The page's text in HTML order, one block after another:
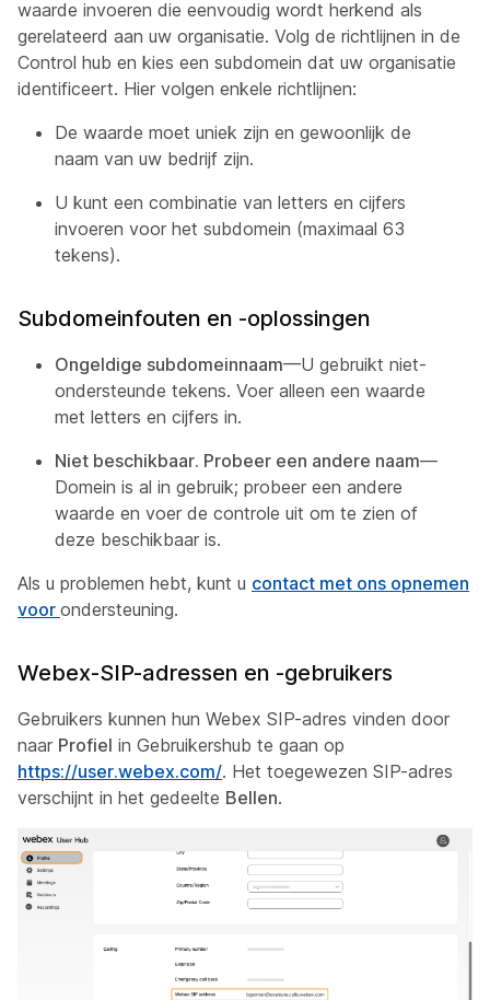
waarde invoeren die eenvoudig wordt herkend als
gerelateerd aan uw organisatie. Volg de richtlijnen in de
Control hub en kies een subdomein dat uw organisatie
identificeert. Hier volgen enkele richtlijnen:
De waarde moet uniek zijn en gewoonlijk de
naam van uw bedrijf zijn.
U kunt een combinatie van letters en cijfers
invoeren voor het subdomein (maximaal 63
tekens).
Subdomeinfouten en -oplossingen
Ongeldige subdomeinnaam—U gebruikt niet-
ondersteunde tekens. Voer alleen een waarde
met letters en cijfers in.
Niet beschikbaar. Probeer een andere naam—
Domein is al in gebruik; probeer een andere
waarde en voer de controle uit om te zien of
deze beschikbaar is.
Als u problemen hebt, kunt u contact met ons opnemen
voor ondersteuning.
Webex-SIP-adressen en -gebruikers
Gebruikers kunnen hun Webex SIP-adres vinden door
naar Profiel in Gebruikershub te gaan op
https://user.webex.com/. Het toegewezen SIP-adres
verschijnt in het gedeelte Bellen.